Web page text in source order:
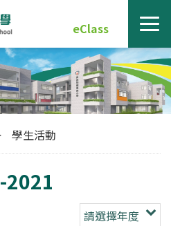
eClass
學生活動
2021
請選擇年度